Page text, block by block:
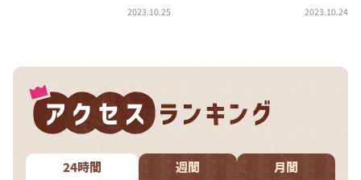
～人生密着トークバラエティ！～ やすとものいたっ
河合＆A.B.C-Z塚田×福井アナ「なんでやねん！？」
（news おかえり）
DAIGOも台所 ～きょうの献立 何にする？～
本日はダイアンなり！シーズン２
2023.10.25 2023.10.24
24時間 週間 月間